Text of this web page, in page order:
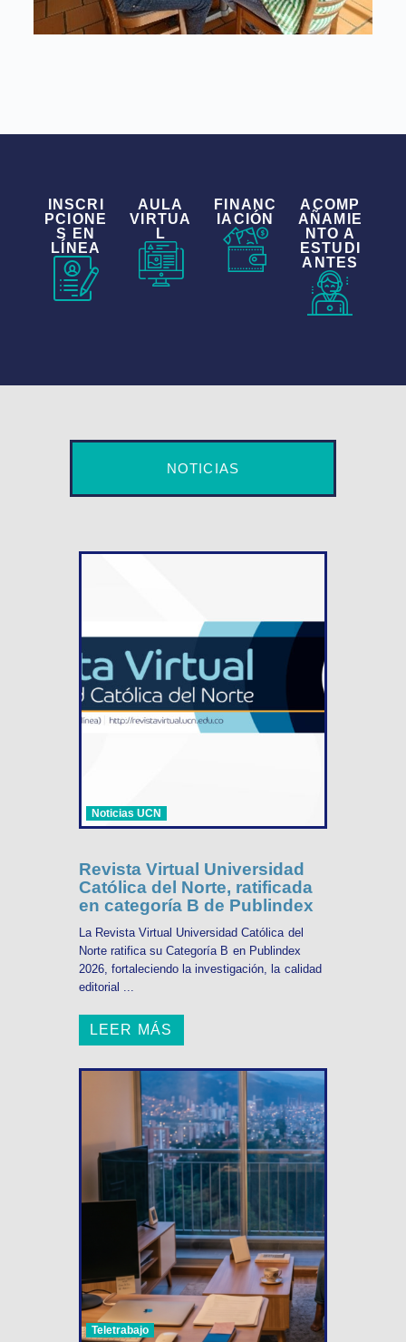
INSCRI
PCIONE
S EN
LÍNEA
AULA
VIRTUA
L
FINANC
IACIÓN
ACOMP
AÑAMIE
NTO A
ESTUDI
ANTES
NOTICIAS
Noticias UCN
Revista Virtual Universidad
Católica del Norte, ratificada
en categoría B de Publindex
La Revista Virtual Universidad Católica del
Norte ratifica su Categoría B en Publindex
2026, fortaleciendo la investigación, la calidad
editorial ...
LEER MÁS
Teletrabajo